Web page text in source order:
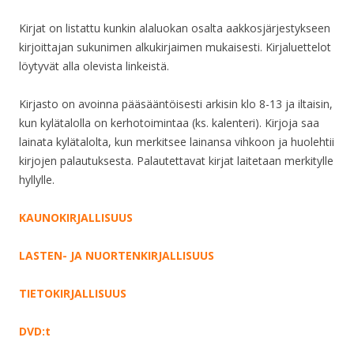
Kirjat on listattu kunkin alaluokan osalta aakkosjärjestykseen
kirjoittajan sukunimen alkukirjaimen mukaisesti. Kirjaluettelot
löytyvät alla olevista linkeistä.
Kirjasto on avoinna pääsääntöisesti arkisin klo 8-13 ja iltaisin,
kun kylätalolla on kerhotoimintaa (ks. kalenteri). Kirjoja saa
lainata kylätalolta, kun merkitsee lainansa vihkoon ja huolehtii
kirjojen palautuksesta. Palautettavat kirjat laitetaan merkitylle
hyllylle.
KAUNOKIRJALLISUUS
LASTEN- JA NUORTENKIRJALLISUUS
TIETOKIRJALLISUUS
DVD:t